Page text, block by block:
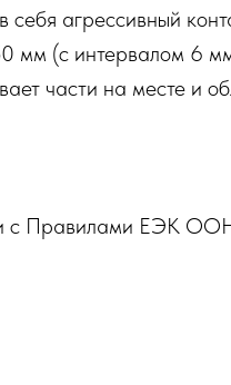
агрессивный
(с интервалом 6
части на месте и
с Правилами ЕЭК